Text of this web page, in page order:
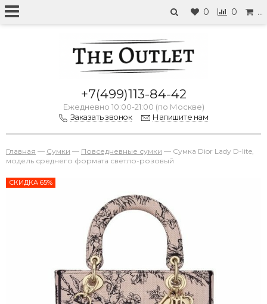
0 0 …
+7(499)113-84-42
Ежедневно 10:00-21:00 (по Москве)
Заказать звонок
Напишите нам
Главная — Сумки — Повседневные сумки — Сумка Dior Lady D-lite,
модель среднего формата светло-розовый
СКИДКА 65%